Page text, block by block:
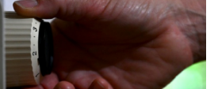
Städte- und Gemeindebund fordert
FIFA-Experte fordert Aufarbeitung